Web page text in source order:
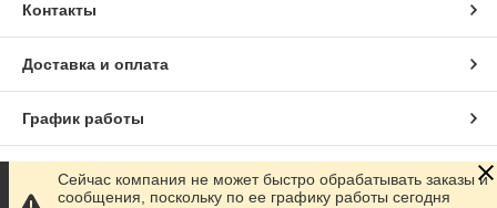
Контакты
Доставка и оплата
График работы
Полная версия сайта
Сейчас компания не может быстро обрабатывать заказы и
сообщения, поскольку по ее графику работы сегодня